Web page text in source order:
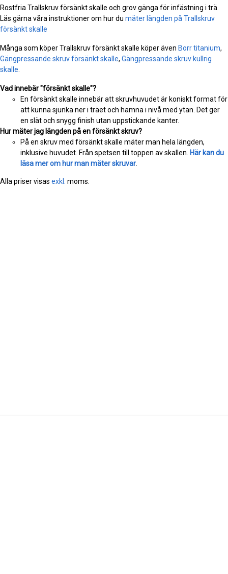
Rostfria Trallskruv försänkt skalle och grov gänga för infästning i trä.
Läs gärna våra instruktioner om hur du mäter längden på Trallskruv
försänkt skalle
Många som köper Trallskruv försänkt skalle köper även Borr titanium,
Gängpressande skruv försänkt skalle, Gängpressande skruv kullrig
skalle
Vad innebär "försänkt skalle"?
En försänkt skalle innebär att skruvhuvudet är koniskt format för
att kunna sjunka ner i träet och hamna i nivå med ytan. Det ger
en slät och snygg finish utan uppstickande kanter.
Hur mäter jag längden på en försänkt skruv?
På en skruv med försänkt skalle mäter man hela längden,
inklusive huvudet. Från spetsen till toppen av skallen. Här kan du
läsa mer om hur man mäter skruvar
Alla priser visas exkl. moms.